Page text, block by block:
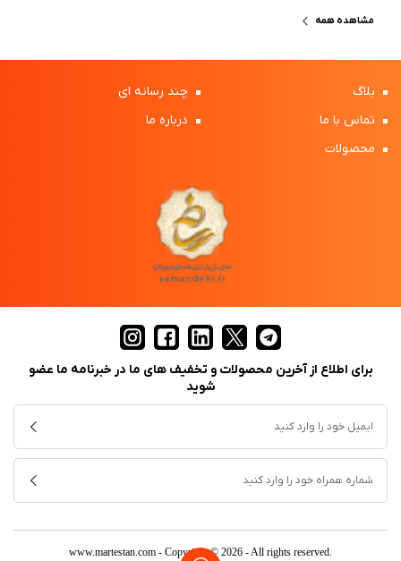
مشاهده همه
بلاگ
چند رسانه ای
تماس با ما
درباره ما
محصولات
برای اطلاع از آخرین محصولات و تخفیف های ما در خبرنامه ما عضو
شوید
www.martestan.com - Copyright © 2026 - All rights reserved.